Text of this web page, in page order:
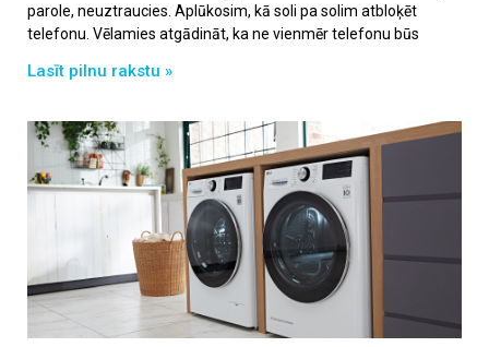
parole, neuztraucies. Aplūkosim, kā soli pa solim atbloķēt
telefonu. Vēlamies atgādināt, ka ne vienmēr telefonu būs
Lasīt pilnu rakstu »